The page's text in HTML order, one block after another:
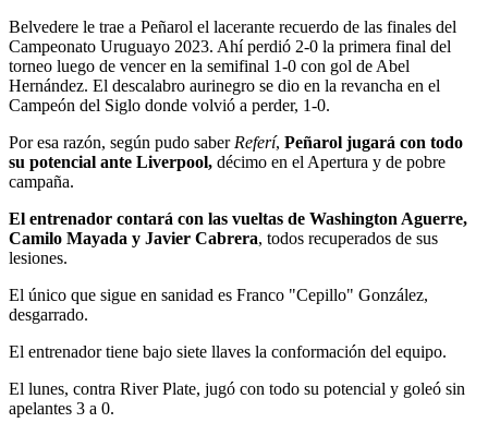
Belvedere le trae a Peñarol el lacerante recuerdo de las finales del
Campeonato Uruguayo 2023. Ahí perdió 2-0 la primera final del
torneo luego de vencer en la semifinal 1-0 con gol de Abel
Hernández. El descalabro aurinegro se dio en la revancha en el
Campeón del Siglo donde volvió a perder, 1-0.
Por esa razón, según pudo saber Referí, Peñarol jugará con todo
su potencial ante Liverpool, décimo en el Apertura y de pobre
campaña.
El entrenador contará con las vueltas de Washington Aguerre,
Camilo Mayada y Javier Cabrera, todos recuperados de sus
lesiones.
El único que sigue en sanidad es Franco "Cepillo" González,
desgarrado.
El entrenador tiene bajo siete llaves la conformación del equipo.
El lunes, contra River Plate, jugó con todo su potencial y goleó sin
apelantes 3 a 0.